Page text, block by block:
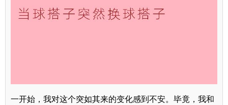
一开始，我对这个突如其来的变化感到不安。毕竟，我和